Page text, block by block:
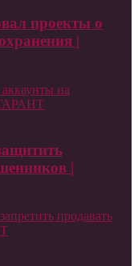
проекты о
|
на
ГАРАНТ
|
продавать